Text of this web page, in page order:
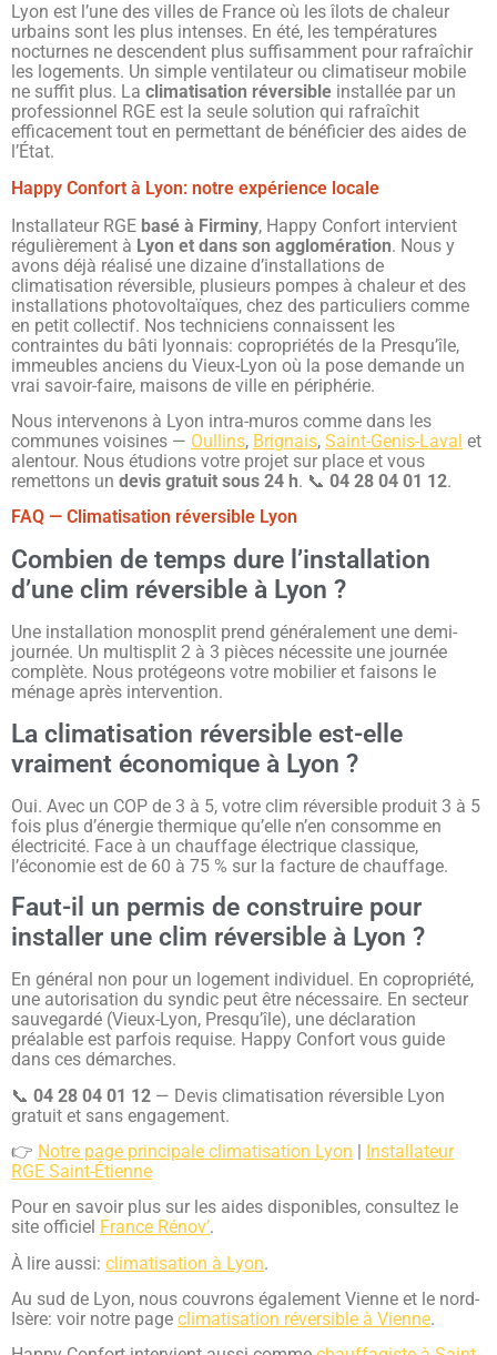
Lyon est l’une des villes de France où les îlots de chaleur
urbains sont les plus intenses. En été, les températures
nocturnes ne descendent plus suffisamment pour rafraîchir
les logements. Un simple ventilateur ou climatiseur mobile
ne suffit plus. La climatisation réversible installée par un
professionnel RGE est la seule solution qui rafraîchit
efficacement tout en permettant de bénéficier des aides de
l’État.
Happy Confort à Lyon: notre expérience locale
Installateur RGE basé à Firminy, Happy Confort intervient
régulièrement à Lyon et dans son agglomération. Nous y
avons déjà réalisé une dizaine d’installations de
climatisation réversible, plusieurs pompes à chaleur et des
installations photovoltaïques, chez des particuliers comme
en petit collectif. Nos techniciens connaissent les
contraintes du bâti lyonnais: copropriétés de la Presqu’île,
immeubles anciens du Vieux-Lyon où la pose demande un
vrai savoir-faire, maisons de ville en périphérie.
Nous intervenons à Lyon intra-muros comme dans les
communes voisines — Oullins, Brignais, Saint-Genis-Laval et
alentour. Nous étudions votre projet sur place et vous
remettons un devis gratuit sous 24 h. 📞 04 28 04 01 12.
FAQ — Climatisation réversible Lyon
Combien de temps dure l’installation
d’une clim réversible à Lyon ?
Une installation monosplit prend généralement une demi-
journée. Un multisplit 2 à 3 pièces nécessite une journée
complète. Nous protégeons votre mobilier et faisons le
ménage après intervention.
La climatisation réversible est-elle
vraiment économique à Lyon ?
Oui. Avec un COP de 3 à 5, votre clim réversible produit 3 à 5
fois plus d’énergie thermique qu’elle n’en consomme en
électricité. Face à un chauffage électrique classique,
l’économie est de 60 à 75 % sur la facture de chauffage.
Faut-il un permis de construire pour
installer une clim réversible à Lyon ?
En général non pour un logement individuel. En copropriété,
une autorisation du syndic peut être nécessaire. En secteur
sauvegardé (Vieux-Lyon, Presqu’île), une déclaration
préalable est parfois requise. Happy Confort vous guide
dans ces démarches.
📞 04 28 04 01 12 — Devis climatisation réversible Lyon
gratuit et sans engagement.
👉 Notre page principale climatisation Lyon | Installateur
RGE Saint-Étienne
Pour en savoir plus sur les aides disponibles, consultez le
site officiel France Rénov’.
À lire aussi: climatisation à Lyon.
Au sud de Lyon, nous couvrons également Vienne et le nord-
Isère: voir notre page climatisation réversible à Vienne.
💬 Xavier - Happy Confort
Bonjour ! Je suis Xavier. Comment